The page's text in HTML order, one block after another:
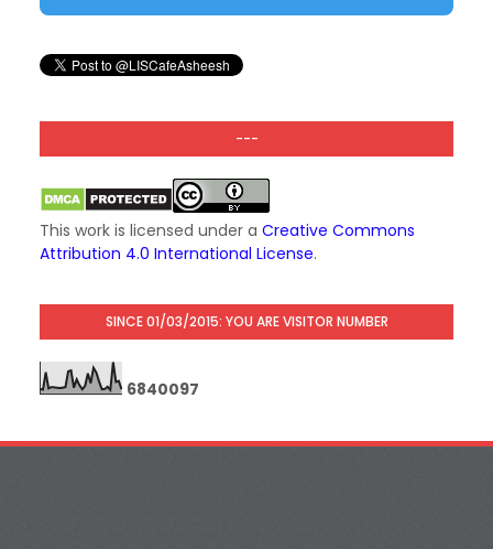
---
This work is licensed under a Creative Commons
Attribution 4.0 International License.
SINCE 01/03/2015: YOU ARE VISITOR NUMBER
6840097